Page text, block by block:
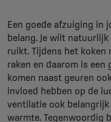
Een goede afzuiging in
belang. Je wilt
ruikt. Tijdens het koken
raken en daarom is een
komen naast geuren
invloed hebben op de
ventilatie ook
warmte. Tegenwoordig